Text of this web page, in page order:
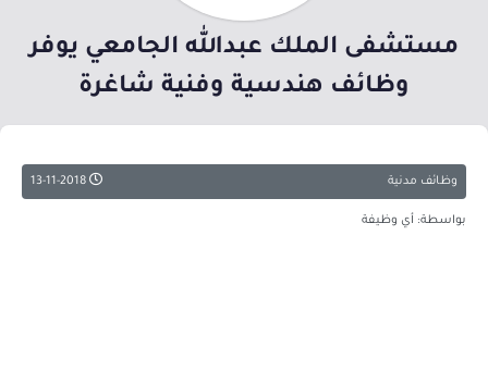
مستشفى الملك عبدالله الجامعي يوفر
وظائف هندسية وفنية شاغرة
وظائف مدنية
بواسطة: أي وظيفة